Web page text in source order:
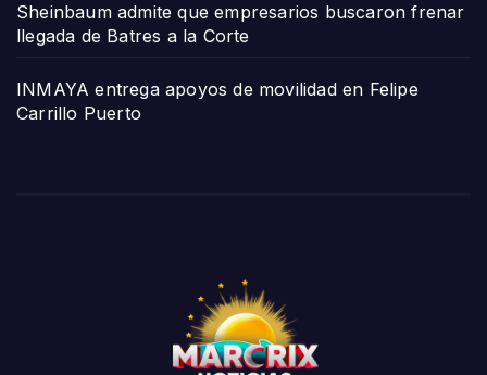
Sheinbaum admite que empresarios buscaron frenar
llegada de Batres a la Corte
INMAYA entrega apoyos de movilidad en Felipe
Carrillo Puerto